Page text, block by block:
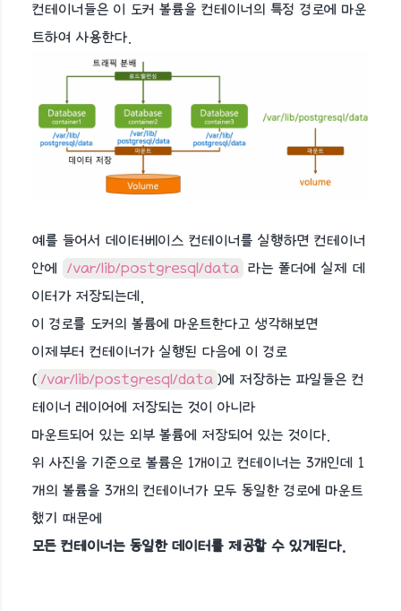
컨테이너들은 이 도커 볼륨을 컨테이너의 특정 경로에 마운
트하여 사용한다.
예를 들어서 데이터베이스 컨테이너를 실행하면 컨테이너
안에
/var/lib/postgresql/data 라는 폴더에 실제 데
이터가 저장되는데,
이 경로를 도커의 볼륨에 마운트한다고 생각해보면
이제부터 컨테이너가 실행된 다음에 이 경로
( /var/lib/postgresql/data )에 저장하는 파일들은 컨
테이너 레이어에 저장되는 것이 아니라
마운트되어 있는 외부 볼륨에 저장되어 있는 것이다.
위 사진을 기준으로 볼륨은 1개이고 컨테이너는 3개인데 1
개의 볼륨을 3개의 컨테이너가 모두 동일한 경로에 마운트
했기 때문에
모든 컨테이너는 동일한 데이터를 제공할 수 있게된다.